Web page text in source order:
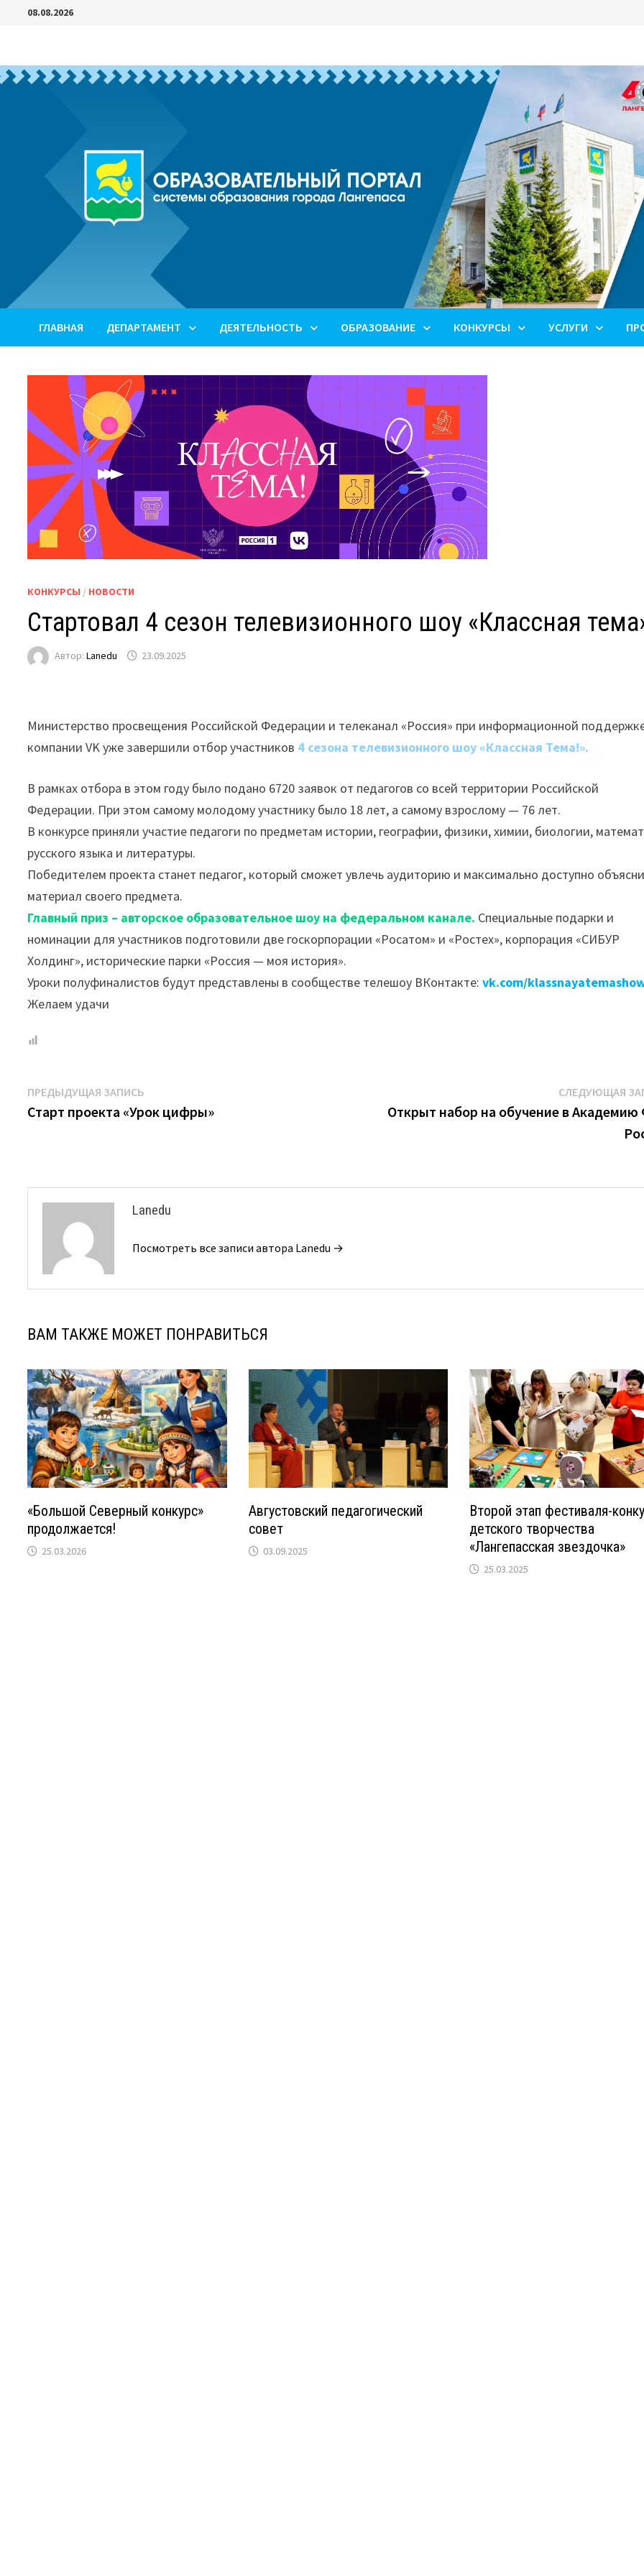
Перейти08.08.2026
ГЛАВНАЯ ДЕПАРТАМЕНТ ДЕЯТЕЛЬНОСТЬ ОБРАЗОВАНИЕ КОНКУРСЫ УСЛУГИ
КОНКУРСЫ / НОВОСТИ
Стартовал 4 сезон телевизионного шоу «Классная
Автор:Lanedu 23.09.2025
Министерство просвещения Российской Федерации и телеканал «Россия» при информационной
компании VK уже завершили отбор участников 4 сезона телевизионного шоу «Классная Тема!».
В рамках отбора в этом году было подано 6720 заявок от педагогов со всей территории Российской
Федерации. При этом самому молодому участнику было 18 лет, а самому взрослому — 76 лет.
В конкурсе приняли участие педагоги по предметам истории, географии, физики, химии, биологии,
русского языка и литературы.
Победителем проекта станет педагог, который сможет увлечь аудиторию и максимально доступно
материал своего предмета.
Главный приз – авторское образовательное шоу на федеральном канале. Специальные подарки и
номинации для участников подготовили две госкорпорации «Росатом» и «Ростех», корпорация «СИБУР
Холдинг», исторические парки «Россия — моя история».
Уроки полуфиналистов будут представлены в сообществе телешоу ВКонтакте:vk.com/
Желаем удачи
Навигация
по
ПРЕДЫДУЩАЯ ЗАПИСЬ
запись:
Старт проекта «Урок цифры»
СЛЕДУЮЩАЯ
Открыт набор на обучение в
Lanedu
Посмотреть все записи автора Lanedu →
ВАМ ТАКЖЕ МОЖЕТ ПОНРАВИТЬСЯ
«Большой Северный конкурс»
продолжается!
25.03.2026
Августовский педагогический
совет
03.09.2025
Второй этап фестиваля-
детского творчества
«Лангепасская звездочка»
25.03.2025